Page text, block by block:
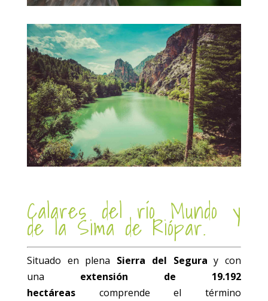
Calares del río Mundo y
de la Sima de Riópar.
Situado en plena Sierra del Segura y con
una extensión de 19.192
hectáreascomprende el término